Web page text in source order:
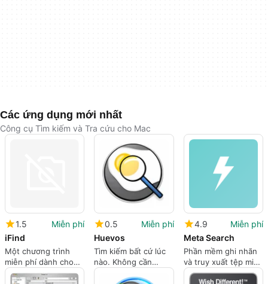
Các ứng dụng mới nhất
Công cụ Tìm kiếm và Tra cứu cho Mac
1.5
Miễn phí
iFind
Một chương trình
miễn phí dành cho
Mac, của White-
0.5
Miễn phí
Huevos
Tìm kiếm bất cứ lúc
nào. Không cần
chuột
4.9
Miễn phí
Meta Search
Phần mềm ghi nhãn
và truy xuất tệp miễn
phí